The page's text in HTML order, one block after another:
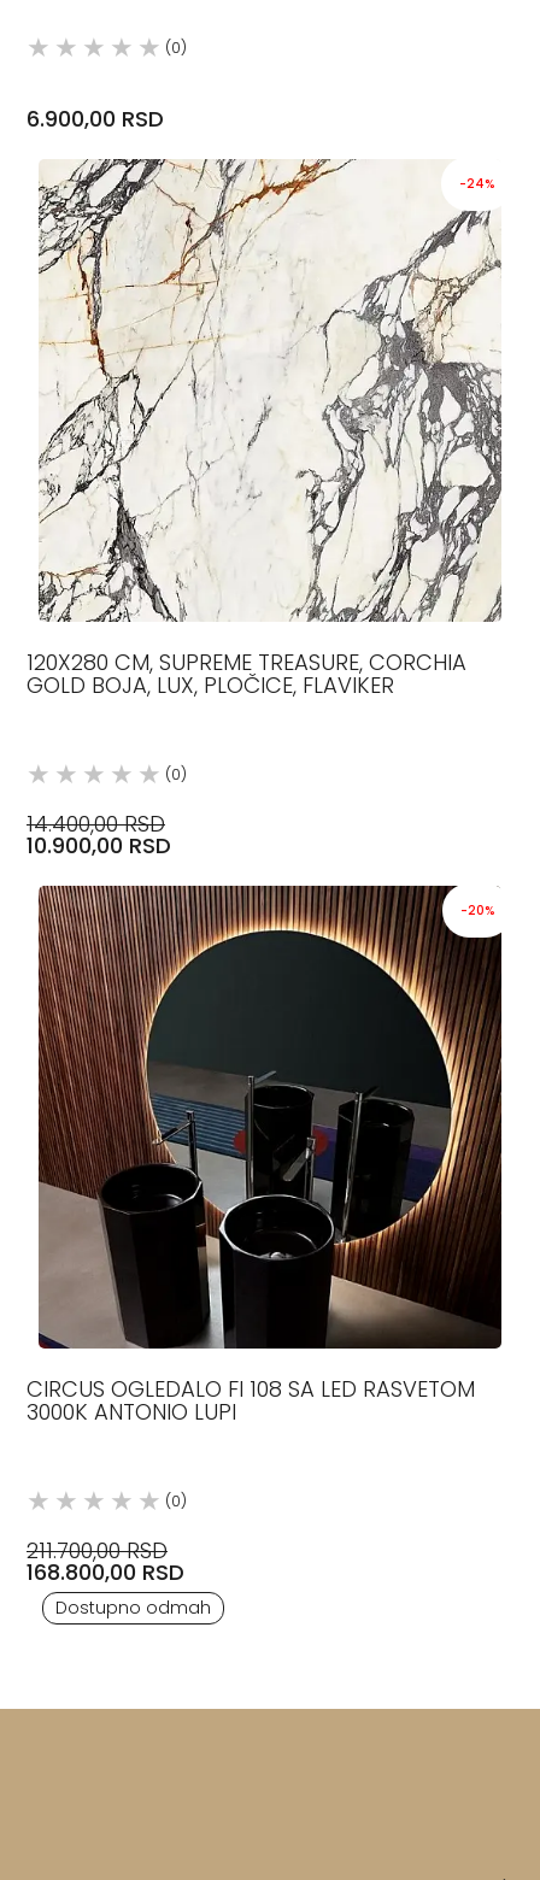
(0)
6.900,00 RSD
-24%
120X280 CM, SUPREME TREASURE, CORCHIA
GOLD BOJA, LUX, PLOČICE, FLAVIKER
(0)
14.400,00 RSD
10.900,00 RSD
-20%
CIRCUS OGLEDALO FI 108 SA LED RASVETOM
3000K ANTONIO LUPI
(0)
211.700,00 RSD
168.800,00 RSD
Dostupno odmah